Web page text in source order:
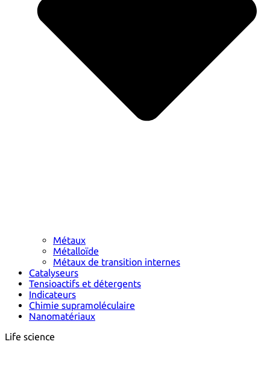
Métaux
Métalloïde
Métaux de transition internes
Catalyseurs
Tensioactifs et détergents
Indicateurs
Chimie supramoléculaire
Nanomatériaux
Life science